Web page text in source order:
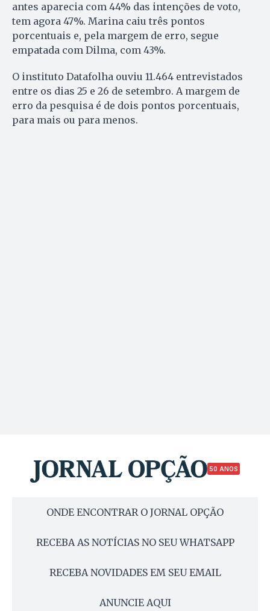
antes aparecia com 44% das intenções de voto,
tem agora 47%. Marina caiu três pontos
porcentuais e, pela margem de erro, segue
empatada com Dilma, com 43%.
O instituto Datafolha ouviu 11.464 entrevistados
entre os dias 25 e 26 de setembro. A margem de
erro da pesquisa é de dois pontos porcentuais,
para mais ou para menos.
50 ANOS
ONDE ENCONTRAR O JORNAL OPÇÃO
RECEBA AS NOTÍCIAS NO SEU WHATSAPP
RECEBA NOVIDADES EM SEU EMAIL
ANUNCIE AQUI